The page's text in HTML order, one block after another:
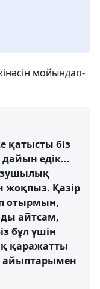
мойындап-
қатысты біз
дайын едік...
жоқпыз. Қазір
отырмын,
айтсам,
бұл үшін
қаражатты
айыптарымен